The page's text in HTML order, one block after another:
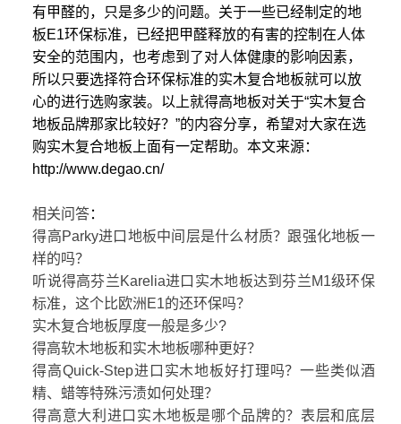
有甲醛的，只是多少的问题。关于一些已经制定的地
板E1环保标准，已经把甲醛释放的有害的控制在人体
安全的范围内，也考虑到了对人体健康的影响因素，
所以只要选择符合环保标准的实木复合地板就可以放
心的进行选购家装。以上就得高地板对关于“实木复合
地板品牌那家比较好？”的内容分享，希望对大家在选
购实木复合地板上面有一定帮助。本文来源：
http://www.degao.cn/
相关问答：
得高Parky进口地板中间层是什么材质？跟强化地板一
样的吗？
听说得高芬兰Karelia进口实木地板达到芬兰M1级环保
标准，这个比欧洲E1的还环保吗？
实木复合地板厚度一般是多少?
得高软木地板和实木地板哪种更好？
得高Quick-Step进口实木地板好打理吗？一些类似酒
精、蜡等特殊污渍如何处理？
得高意大利进口实木地板是哪个品牌的？表层和底层